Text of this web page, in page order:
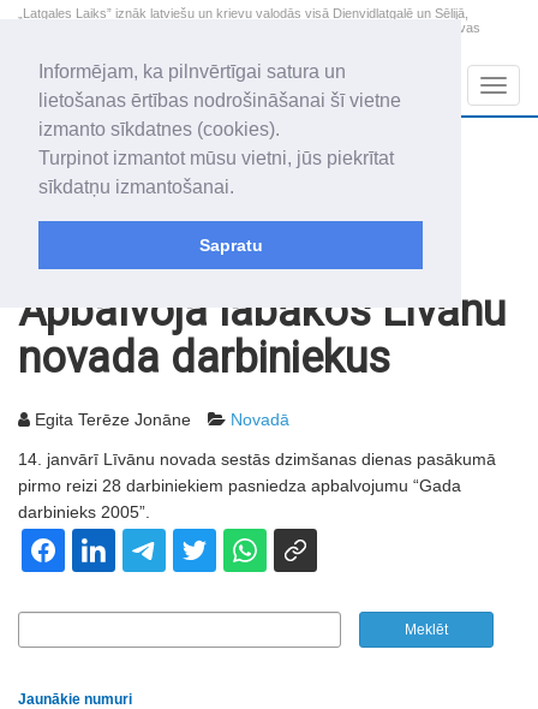
Informējam, ka pilnvērtīgai satura un
lietošanas ērtības nodrošināšanai šī vietne
izmanto sīkdatnes (cookies).
Turpinot izmantot mūsu vietni, jūs piekrītat
sīkdatņu izmantošanai.
Sapratu
„Latgales Laiks” iznāk latviešu un krievu valodās visā Dienvidlatgalē un Sēlijā,
„Latgales Laiks” latviešu valodā aptver Daugavpils valstspilsētu, Augšdaugavas
2026. gada 10. augusts
Pirmdiena
Audris, Brencis, Inuta
+18.1
Apbalvoja labākos Līvānu
novada darbiniekus
Egita Terēze Jonāne Novadā
14. janvārī Līvānu novada sestās dzimšanas dienas pasākumā
pirmo reizi 28 darbiniekiem pasniedza apbalvojumu “Gada
darbinieks 2005”.
Jaunākie numuri